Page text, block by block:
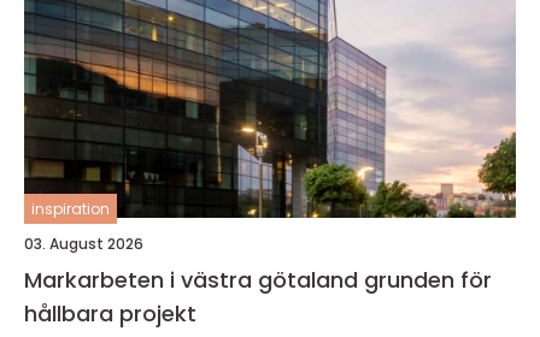
inspiration
03. August 2026
Markarbeten i västra götaland grunden för
hållbara projekt